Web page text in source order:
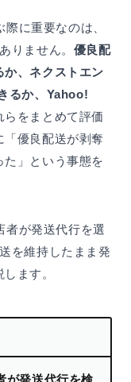
際に重要なのは、
りません。 優良配
か、ネクストエン
るか、Yahoo!
をまとめて評価
優良配送が剥奪
た」という事態を
者が発送代行を選
を維持したまま発
ます。
が発送代行を検